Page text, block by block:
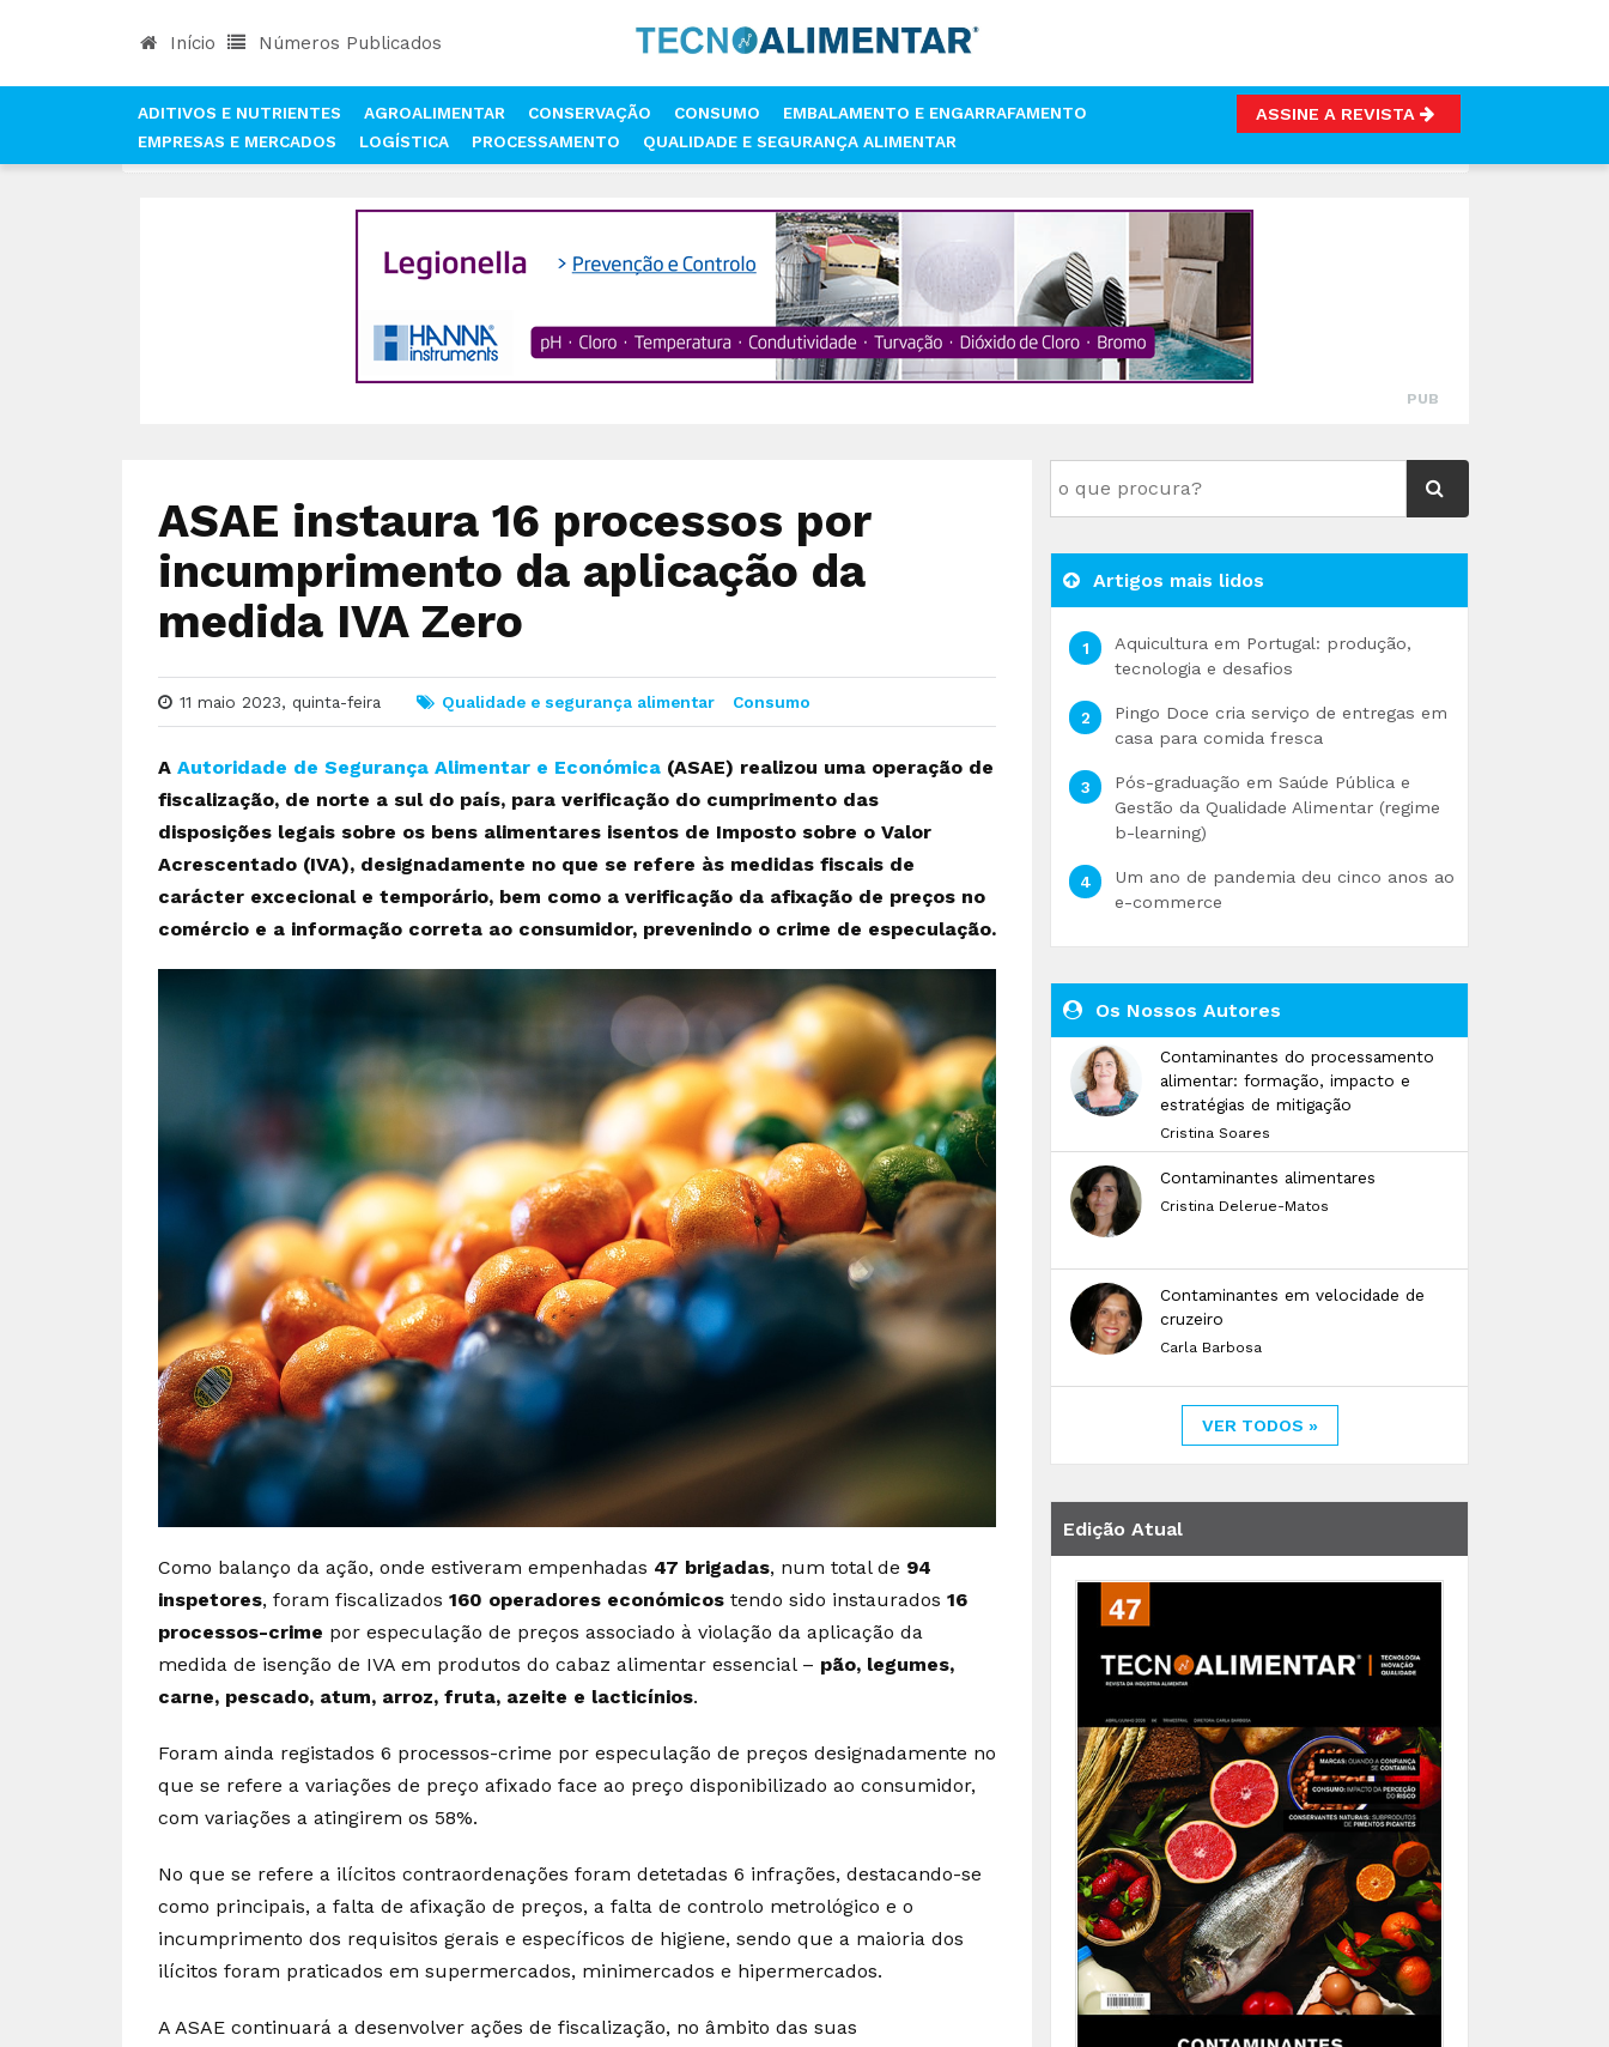
Início Números Publicados
ADITIVOS E NUTRIENTES AGROALIMENTAR CONSERVAÇÃO CONSUMO
EMBALAMENTO E ENGARRAFAMENTO
EMPRESAS E MERCADOS
LOGÍSTICA PROCESSAMENTO QUALIDADE E SEGURANÇA ALIMENTAR
ASSINE A REVISTA
ASAE INSTAURA 16 PROCESSOS POR INCUMPRIMENTO DA APLICAÇÃO DA MEDIDA IVA ZERO
PUB
ASAE instaura 16 processos por
incumprimento da aplicação da
medida IVA Zero
11 maio 2023, quinta-feira Qualidade e segurança alimentar Consumo
A Autoridade de Segurança Alimentar e Económica (ASAE) realizou uma operação de
fiscalização, de norte a sul do país, para verificação do cumprimento das
disposições legais sobre os bens alimentares isentos de Imposto sobre o Valor
Acrescentado (IVA), designadamente no que se refere às medidas fiscais de
carácter excecional e temporário, bem como a verificação da afixação de preços no
comércio e a informação correta ao consumidor, prevenindo o crime de especulação.
Como balanço da ação, onde estiveram empenhadas 47 brigadas, num total de 94
inspetores, foram fiscalizados 160 operadores económicos tendo sido instaurados 16
processos-crime por especulação de preços associado à violação da aplicação da
medida de isenção de IVA em produtos do cabaz alimentar essencial – pão, legumes,
carne, pescado, atum, arroz, fruta, azeite e lacticínios.
Foram ainda registados 6 processos-crime por especulação de preços designadamente no
que se refere a variações de preço afixado face ao preço disponibilizado ao consumidor,
com variações a atingirem os 58%.
No que se refere a ilícitos contraordenações foram detetadas 6 infrações, destacando-se
como principais, a falta de afixação de preços, a falta de controlo metrológico e o
incumprimento dos requisitos gerais e específicos de higiene, sendo que a maioria dos
ilícitos foram praticados em supermercados, minimercados e hipermercados.
A ASAE continuará a desenvolver ações de fiscalização, no âmbito das suas
Artigos mais lidos
Aquicultura em Portugal: produção,
tecnologia e desafios
Pingo Doce cria serviço de entregas em
casa para comida fresca
Pós-graduação em Saúde Pública e
Gestão da Qualidade Alimentar (regime
b-learning)
Um ano de pandemia deu cinco anos ao
e-commerce
Os Nossos Autores
Contaminantes do processamento
alimentar: formação, impacto e
estratégias de mitigação
Cristina Soares
Contaminantes alimentares
Cristina Delerue-Matos
Contaminantes em velocidade de
cruzeiro
Carla Barbosa
VER TODOS »
Edição Atual